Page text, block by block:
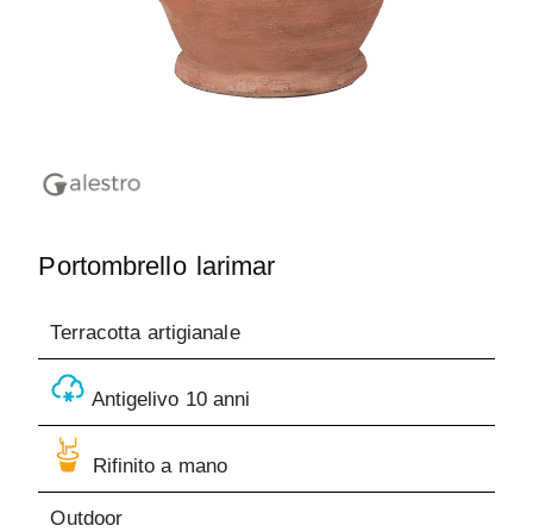
Portombrello larimar
Terracotta artigianale
Antigelivo 10 anni
Rifinito a mano
Outdoor